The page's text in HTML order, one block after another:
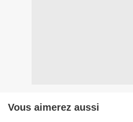
Vous aimerez aussi